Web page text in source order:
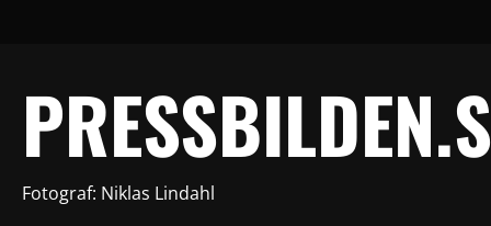
Fotograf: Niklas Lindahl